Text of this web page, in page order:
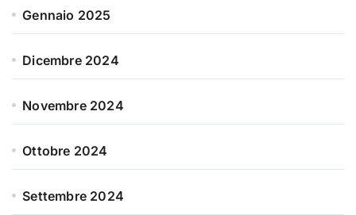
Gennaio 2025
Dicembre 2024
Novembre 2024
Ottobre 2024
Settembre 2024